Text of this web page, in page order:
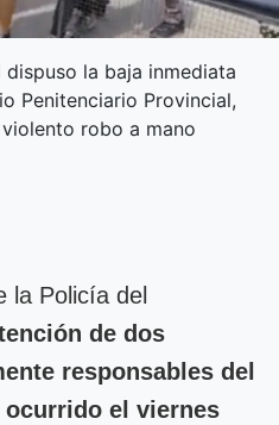
la baja inmediata
Penitenciario Provincial,
robo a mano
la Policía del
de dos
responsables del
ocurrido el viernes